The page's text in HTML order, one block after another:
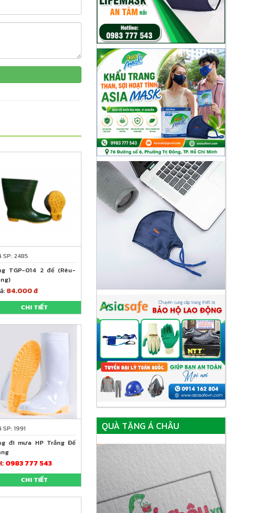
SP: 2485
TGP-014 2 đế (Rêu-
84.000 đ
CHI TIẾT
SP: 1991
đi mưa HP Trắng Đế
0983 777 543
CHI TIẾT
QUÀ TẶNG Á CHÂU